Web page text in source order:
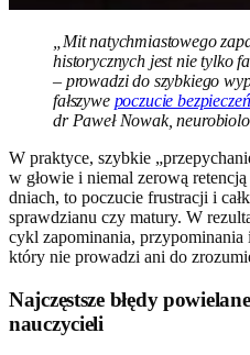
„Mit natychmiastowego
historycznych jest nie tylko
– prowadzi do szybkiego
fałszywe poczucie
dr Paweł Nowak,
W praktyce, szybkie
w głowie i niemal zerową
dniach, to poczucie frustracji i
sprawdzianu czy matury. W
cykl zapominania,
który nie prowadzi ani do
Najczęstsze błędy
nauczycieli